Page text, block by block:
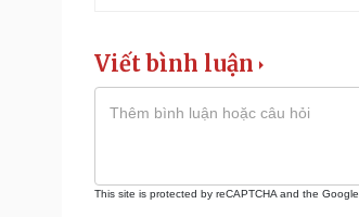
Viết bình luận
This site is protected by reCAPTCHA and the Google